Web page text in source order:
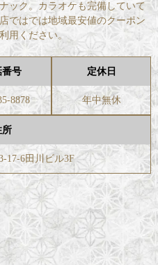
ック。カラオケも完備していて
ではでは地域最安値のクーポン
用ください。
番号
8878
定休日
年中無休
所
17-6田川ビル3F